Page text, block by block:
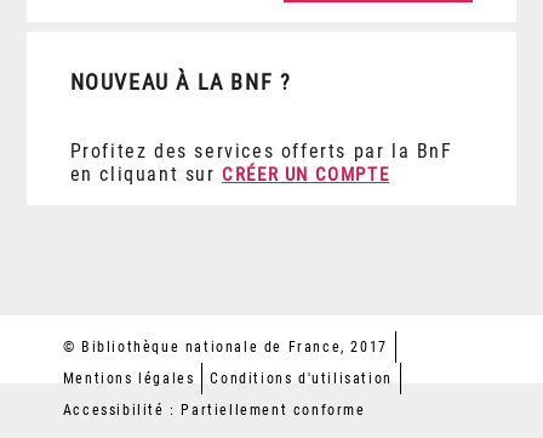
NOUVEAU À LA BNF ?
Profitez des services offerts par la BnF
en cliquant sur CRÉER UN COMPTE
© Bibliothèque nationale de France, 2017
Mentions légales
Conditions d'utilisation
Accessibilité : Partiellement conforme